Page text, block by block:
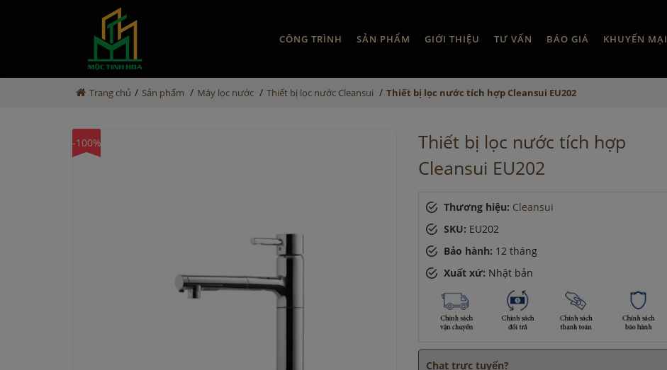
CÔNG TRÌNH SẢN PHẨM GIỚI THIỆU TƯ VẤN BÁO GIÁ KHUYẾN MẠI
Trang chủ / Sản phẩm / Máy lọc nước / Thiết bị lọc nước Cleansui / Thiết bị lọc nước tích hợp Cleansui EU202
-100%
Thiết bị lọc nước tích hợp
Cleansui EU202
Thương hiệu: Cleansui
SKU: EU202
Bảo hành: 12 tháng
Xuất xứ: Nhật bản
Chat trực tuyến?